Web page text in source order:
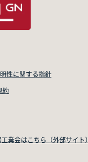
性に関する指針
約
業会はこちら（外部サイト）